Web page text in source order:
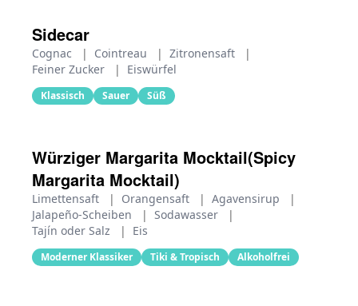
Sidecar
Cognac | Cointreau | Zitronensaft
|
Feiner Zucker
| Eiswürfel
Klassisch Sauer Süß
Würziger Margarita Mocktail(Spicy
Margarita Mocktail)
Limettensaft | Orangensaft | Agavensirup
|
Jalapeño-Scheiben
| Sodawasser
|
Tajín oder Salz
| Eis
Moderner Klassiker Tiki & Tropisch Alkoholfrei